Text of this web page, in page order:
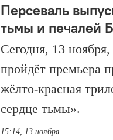
Персеваль
тьмы и печалей
Сегодня, 13
пройдёт премьера
жёлто-красная
сердце тьмы».
15:14, 13 ноября